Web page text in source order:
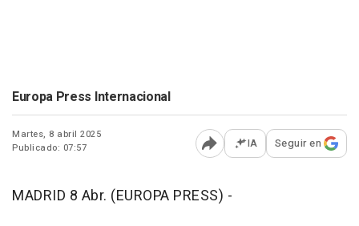
Europa Press Internacional
Martes, 8 abril 2025
Publicado: 07:57
Abrir opciones para
IA Seguir en
MADRID 8 Abr. (EUROPA PRESS) -